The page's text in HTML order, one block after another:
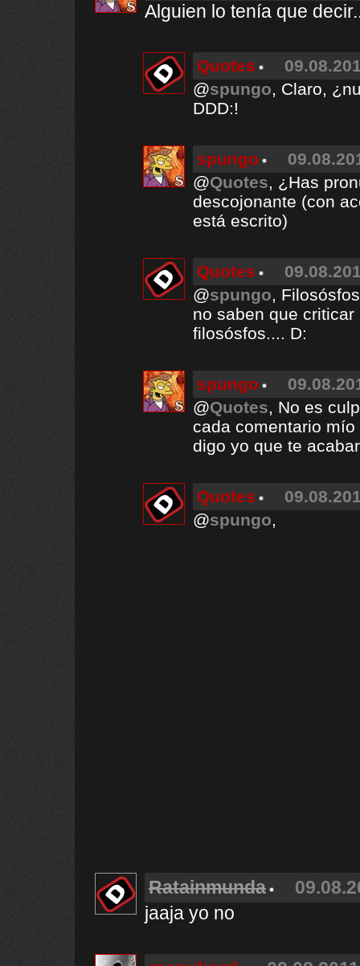
Alguien lo tenía que
Quotes
@spungo, Claro,
DDD:!
spungo
@Quotes, ¿Has
descojonante (con
está escrito)
Quotes
@spungo,
no saben que
filosósfos.... D:
spungo
@Quotes, No es
cada comentario
digo yo que te
Quotes
@spungo,
Ratainmunda
jaaja yo no